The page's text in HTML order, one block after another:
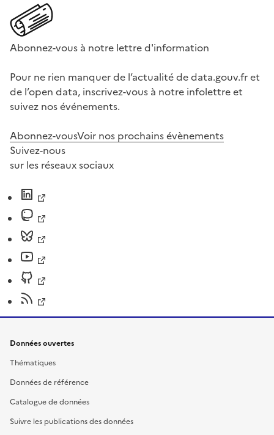
Abonnez-vous à notre lettre d'information
Pour ne rien manquer de l’actualité de data.gouv.fr et
de l’open data, inscrivez-vous à notre infolettre et
suivez nos événements.
Abonnez-vousVoir nos prochains évènements
Suivez-nous
sur les réseaux sociaux
Données ouvertes
Thématiques
Données de référence
Catalogue de données
Suivre les publications des données